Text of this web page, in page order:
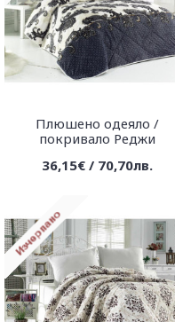
Плюшено одеяло /
покривало Реджи
36,15€ / 70,70лв.